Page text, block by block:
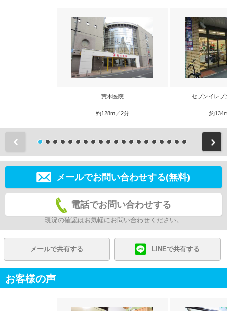
荒木医院
約128m／2分
セブンイレブ
約
メールでお問い合わせする(無料)
電話でお問い合わせする
現況の確認はお気軽にお問い合わせください。
メールで共有する LINEで共有する
お客様の声